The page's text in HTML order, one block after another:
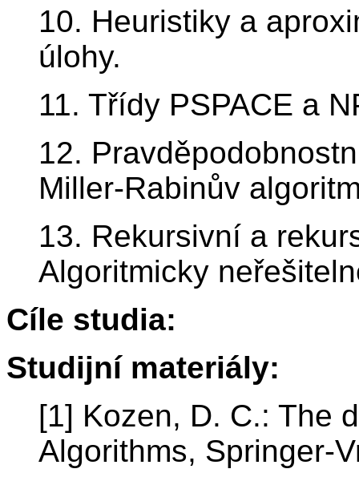
10. Heuristiky a
úlohy.
11. Třídy PSPACE a
12.
Miller-Rabinův
13. Rekursivní a
Algoritmicky
Cíle studia:
Studijní materiály:
[1] Kozen, D. C.: The
Algorithms, Springer-